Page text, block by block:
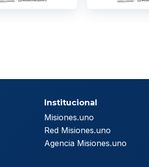
Institucional
Misiones.uno
Red Misiones.uno
Agencia Misiones.uno